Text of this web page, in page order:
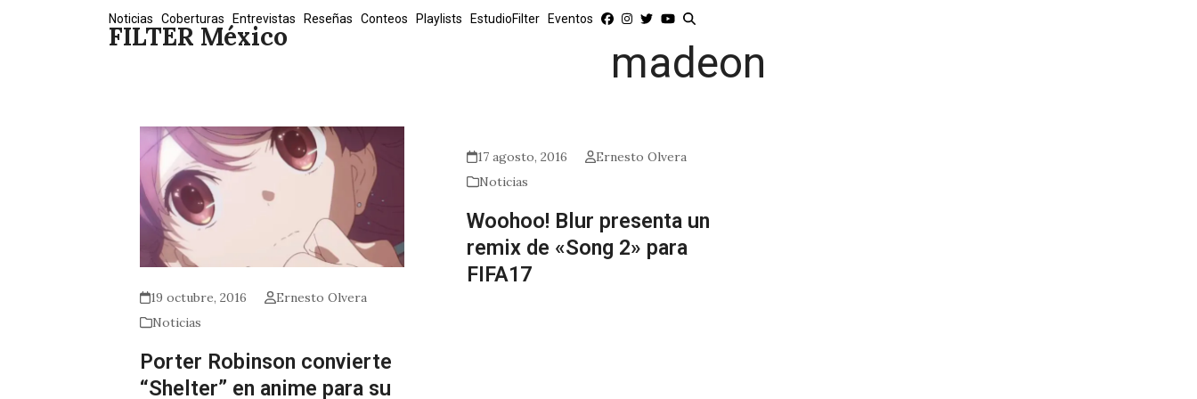
FILTER México
Noticias Coberturas Entrevistas Reseñas Conteos Playlists EstudioFilter Eventos
madeon
19 octubre, 2016
Ernesto Olvera
Noticias
Porter Robinson convierte
“Shelter” en anime para su
17 agosto, 2016
Ernesto Olvera
Noticias
Woohoo! Blur presenta un
remix de «Song 2» para
FIFA17